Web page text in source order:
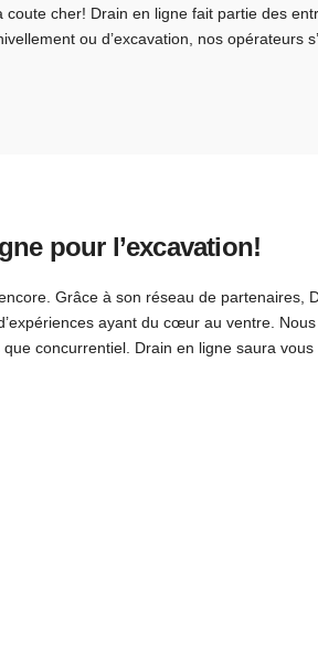
cher! Drain en ligne fait partie des
ou d’excavation, nos opérateurs
pour l’excavation!
Grâce à son réseau de partenaires,
ayant du cœur au ventre.
concurrentiel. Drain en ligne saura